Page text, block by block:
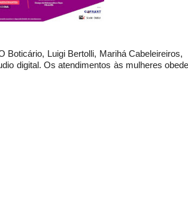
Boticário, Luigi Bertolli, Marihá Cabeleireiros,
digital. Os atendimentos às mulheres